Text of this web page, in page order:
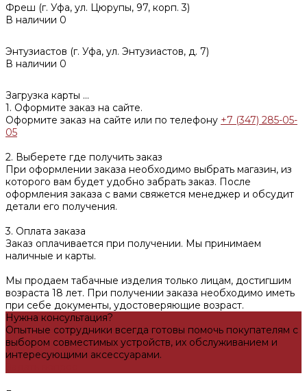
Фреш (г‌. Уфа, ул. Цюрупы, 97, корп. 3)
В наличии 0
Энтузиастов (г. Уфа, ул. Энтузиастов, д. 7)
В наличии 0
Загрузка карты ...
1. Оформите заказ на сайте.
Оформите заказ на сайте или по телефону +7 (347) 285-05-
05
2. Выберете где получить заказ
При оформлении заказа необходимо выбрать магазин, из
которого вам будет удобно забрать заказ. После
оформления заказа с вами свяжется менеджер и обсудит
детали его получения.
3. Оплата заказа
Заказ оплачивается при получении. Мы принимаем
наличные и карты.
Мы продаем табачные изделия только лицам, достигшим
возраста 18 лет. При получении заказа необходимо иметь
при себе документы, удостоверяющие возраст.
Нужна консультация?
Опытные сотрудники всегда готовы помочь покупателям с
выбором совместимых устройств, их обслуживанием и
интересующими аксессуарами.